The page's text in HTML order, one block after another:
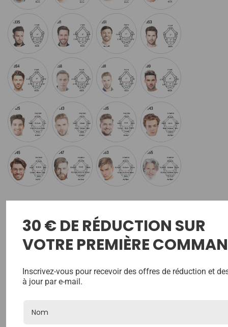
RemarquesFacultatif
30 € DE RÉDUCTION SUR
VOTRE PREMIÈRE
Inscrivez-vous pour recevoir des offres de réduction et
à jour par e-mail.